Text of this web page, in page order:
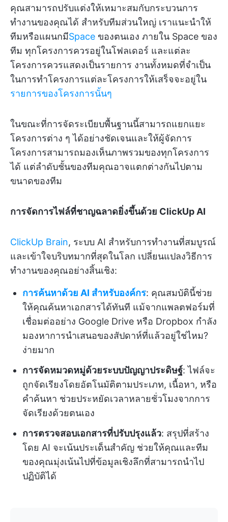
คุณสามารถปรับแต่งให้เหมาะสมกับกระบวนการ
ทำงานของคุณได้ สำหรับทีมส่วนใหญ่ เราแนะนำให้
ทีมหรือแผนกมีSpace ของตนเอง ภายใน Space ของ
ทีม ทุกโครงการควรอยู่ในโฟลเดอร์ และแต่ละ
โครงการควรแสดงเป็นรายการ งานทั้งหมดที่จำเป็น
ในการทำโครงการแต่ละโครงการให้เสร็จจะอยู่ใน
รายการของโครงการนั้นๆ
ในขณะที่การจัดระเบียบพื้นฐานนี้สามารถแยกแยะ
โครงการต่าง ๆ ได้อย่างชัดเจนและให้ผู้จัดการ
โครงการสามารถมองเห็นภาพรวมของทุกโครงการ
ได้ แต่ลำดับชั้นของทีมคุณอาจแตกต่างกันไปตาม
ขนาดของทีม
การจัดการไฟล์ที่ชาญฉลาดยิ่งขึ้นด้วย ClickUp AI
ClickUp Brain, ระบบ AI สำหรับการทำงานที่สมบูรณ์
และเข้าใจบริบทมากที่สุดในโลก เปลี่ยนแปลงวิธีการ
ทำงานของคุณอย่างสิ้นเชิง:
การค้นหาด้วย AI สำหรับองค์กร: คุณสมบัตินี้ช่วย
ให้คุณค้นหาเอกสารได้ทันที แม้จากแพลตฟอร์มที่
เชื่อมต่ออย่าง Google Drive หรือ Dropbox กำลัง
มองหาการนำเสนอของสัปดาห์ที่แล้วอยู่ใช่ไหม?
ง่ายมาก
การจัดหมวดหมู่ด้วยระบบปัญญาประดิษฐ์: ไฟล์จะ
ถูกจัดเรียงโดยอัตโนมัติตามประเภท, เนื้อหา, หรือ
คำค้นหา ช่วยประหยัดเวลาหลายชั่วโมงจากการ
จัดเรียงด้วยตนเอง
การตรวจสอบเอกสารที่ปรับปรุงแล้ว: สรุปที่สร้าง
โดย AI จะเน้นประเด็นสำคัญ ช่วยให้คุณและทีม
ของคุณมุ่งเน้นไปที่ข้อมูลเชิงลึกที่สามารถนำไป
ปฏิบัติได้